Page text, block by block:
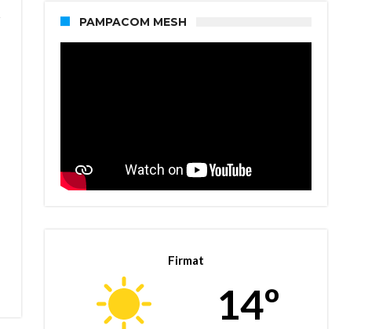
PAMPACOM MESH
Firmat
14º